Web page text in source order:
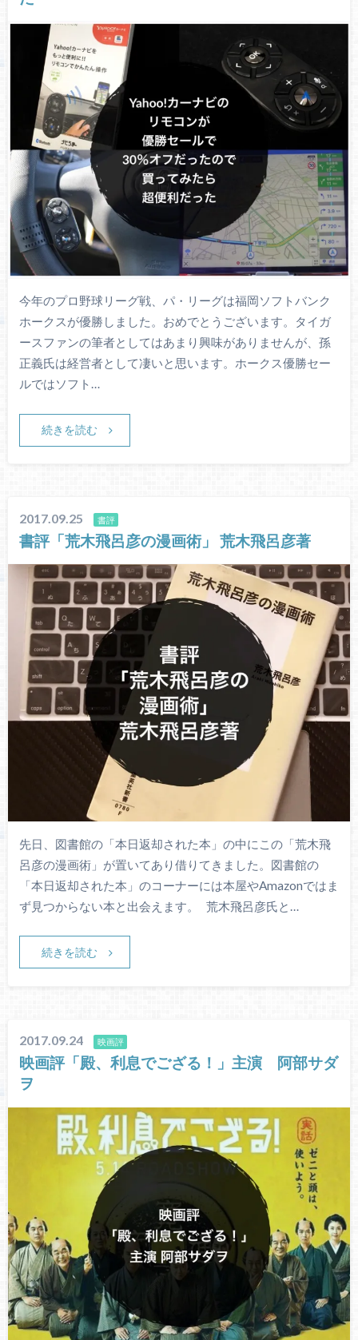
今年のプロ野球リーグ戦、パ・リーグは福岡ソフトバンク
ホークスが優勝しました。おめでとうございます。タイガ
ースファンの筆者としてはあまり興味がありませんが、孫
正義氏は経営者として凄いと思います。ホークス優勝セー
ルではソフト…
続きを読む
2017.09.25 書評
書評「荒木飛呂彦の漫画術」 荒木飛呂彦著
先日、図書館の「本日返却された本」の中にこの「荒木飛
呂彦の漫画術」が置いてあり借りてきました。図書館の
「本日返却された本」のコーナーには本屋やAmazonではま
ず見つからない本と出会えます。 荒木飛呂彦氏と…
続きを読む
2017.09.24 映画評
映画評「殿、利息でござる！」主演 阿部サダ
ヲ